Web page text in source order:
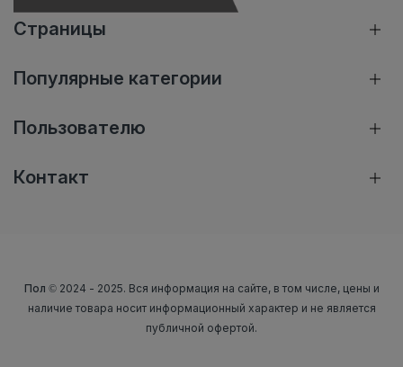
Страницы
Популярные категории
Пользователю
Контакт
Пол © 2024 - 2025. Вся информация на сайте, в том числе, цены и
наличие товара носит информационный характер и не является
публичной офертой.